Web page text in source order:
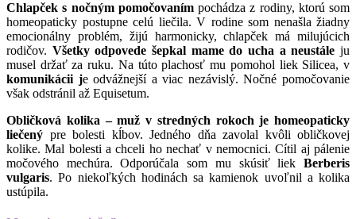
Chlapček s nočným pomočovaním pochádza z rodiny, ktorú som
homeopaticky postupne celú liečila. V rodine som nenašla žiadny
emocionálny problém, žijú harmonicky, chlapček má milujúcich
rodičov. Všetky odpovede šepkal mame do ucha a neustáleju
musel držať za ruku. Na túto plachosť mu pomohol liek Silicea, v
komunikácii je odvážnejší a viac nezávislý. Nočné pomočovanie
však odstránil až Equisetum.
Obličková kolika – muž v stredných rokoch je homeopaticky
liečený pre bolesti kĺbov. Jedného dňa zavolal kvôli obličkovej
kolike. Mal bolesti a chceli ho nechať v nemocnici. Cítil aj pálenie
močového mechúra. Odporúčala som mu skúsiť liek Berberis
vulgaris. Po niekoľkých hodinách sa kamienok uvoľnil a kolika
ustúpila.